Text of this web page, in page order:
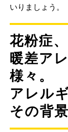
いりましょう。
花粉症
暖差ア
様々。
アレル
その背